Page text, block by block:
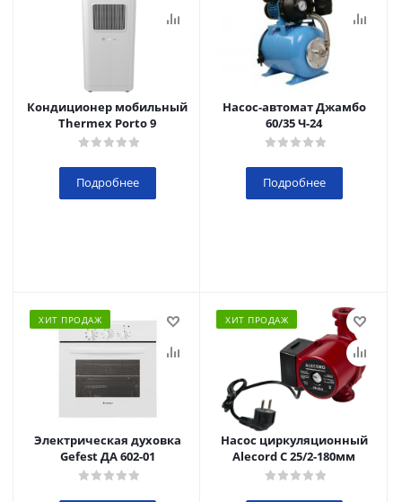
Кондиционер мобильный
Thermex Porto 9
Подробнее
Насос-автомат Джамбо
60/35 Ч-24
Подробнее
ХИТ ПРОДАЖ
Электрическая духовка
Gefest ДА 602-01
ХИТ ПРОДАЖ
Насос циркуляционный
Alecord C 25/2-180мм